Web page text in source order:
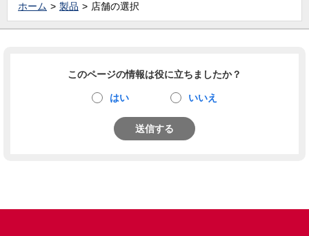
ホーム 製品 店舗の選択
このページの情報は役に立ちましたか？
はい いいえ
送信する